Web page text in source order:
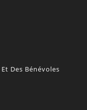
Des Bénévoles